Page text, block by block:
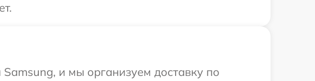
и мы организуем доставку по